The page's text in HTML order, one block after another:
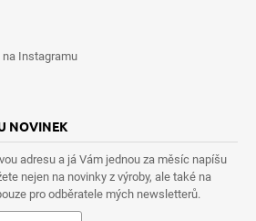
na Instagramu
NOVINEK
adresu a já Vám jednou za měsíc napíšu
nejen na novinky z výroby, ale také na
pro odběratele mých newsletterů.